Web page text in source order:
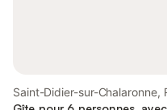
Saint-Didier-sur-Chalaronne,